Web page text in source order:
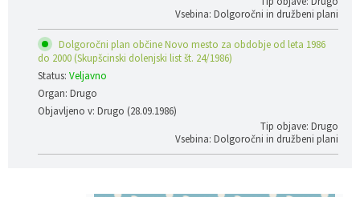
Vsebina: Dolgoročni in družbeni plani
Dolgoročni plan občine Novo mesto za obdobje od leta 1986
do 2000 (Skupšcinski dolenjski list št. 24/1986)
Status: Veljavno
Organ: Drugo
Objavljeno v: Drugo (28.09.1986)
Tip objave: Drugo
Vsebina: Dolgoročni in družbeni plani